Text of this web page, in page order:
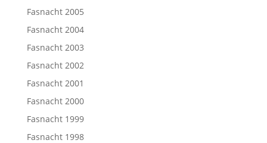
Fasnacht 2005
Fasnacht 2004
Fasnacht 2003
Fasnacht 2002
Fasnacht 2001
Fasnacht 2000
Fasnacht 1999
Fasnacht 1998